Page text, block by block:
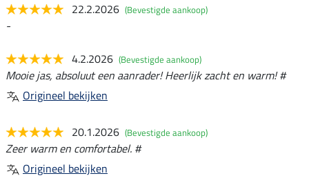
22.2.2026 (Bevestigde aankoop)
-
4.2.2026 (Bevestigde aankoop)
Mooie jas, absoluut een aanrader! Heerlijk zacht en warm! #
Origineel bekijken
20.1.2026 (Bevestigde aankoop)
Zeer warm en comfortabel. #
Origineel bekijken